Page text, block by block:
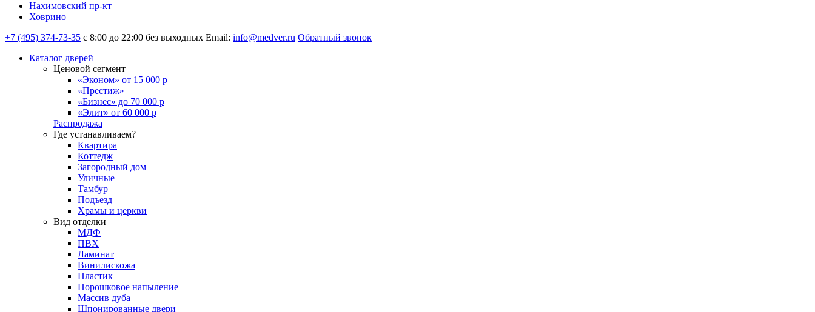
Нахимовский пр-кт
Ховрино
+7 (495) 374-73-35 с 8:00 до 22:00 без выходных Email: info@medver.ru Обратный звонок
Каталог дверей
Ценовой сегмент
«Эконом» от 15 000 р
«Престиж»
«Бизнес» до 70 000 р
«Элит» от 60 000 р
Распродажа
Где устанавливаем?
Квартира
Коттедж
Загородный дом
Уличные
Тамбур
Подъезд
Храмы и церкви
Вид отделки
МДФ
ПВХ
Ламинат
Винилискожа
Пластик
Порошковое напыление
Массив дуба
Шпонированные двери